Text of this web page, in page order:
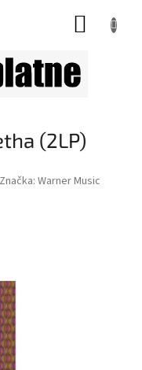
(2LP)
Značka: Warner Music